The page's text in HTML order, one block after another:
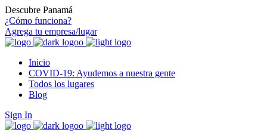
Descubre Panamá
¿Cómo funciona?
Agrega tu empresa/lugar
Inicio
COVID-19: Ayudemos a nuestra gente
Todos los lugares
Blog
Sign In